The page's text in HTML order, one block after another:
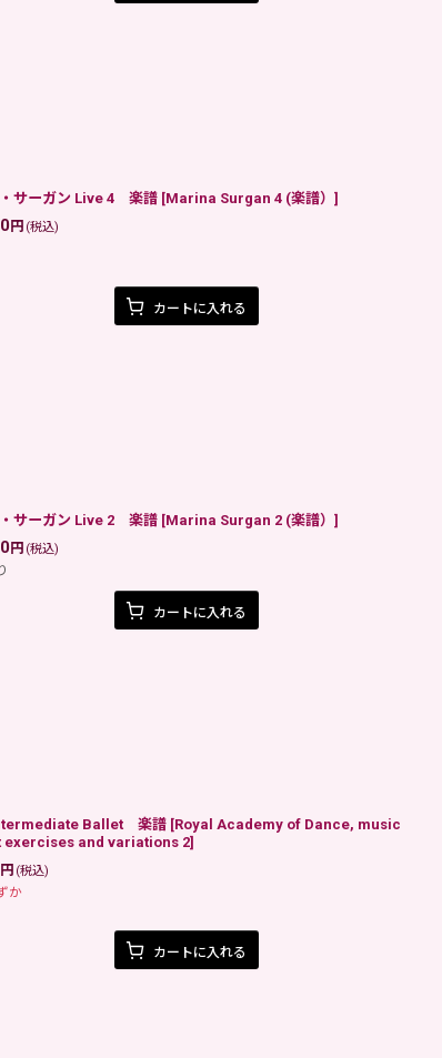
サーガン Live 4 楽譜 [Marina Surgan 4 (楽譜） ]
円 (税込)
カートに入れる
サーガン Live 2 楽譜 [Marina Surgan 2 (楽譜） ]
円 (税込)
カートに入れる
Ballet 楽譜 [Royal Academy of Dance, music
exercises and variations 2]
円 (税込)
か
カートに入れる